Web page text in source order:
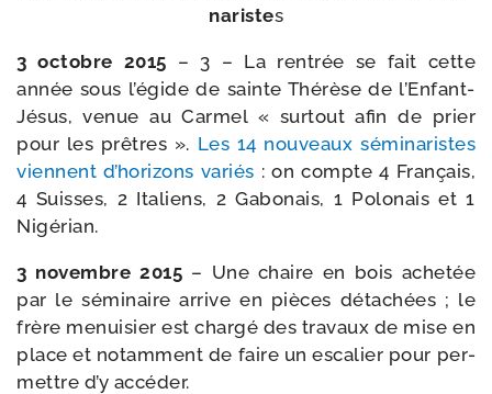
na­ristes
3 octobre 2015 – 3 – La ren­trée se fait cette
année sous l’é­gide de sainte Thérèse de l’Enfant-​
Jésus, venue au Carmel « sur­tout afin de prier
pour les prêtres ». Les 14 nou­veaux sémi­na­ristes
viennent d’ho­ri­zons variés : on compte 4 Français,
4 Suisses, 2 Italiens, 2 Gabonais, 1 Polonais et 1
Nigérian.
3 novembre 2015 – Une chaire en bois ache­tée
par le sémi­naire arrive en pièces déta­chées ; le
frère menui­sier est char­gé des tra­vaux de mise en
place et notam­ment de faire un esca­lier pour per­
mettre d’y accéder.